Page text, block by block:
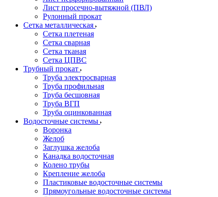
Лист просечно-вытяжной (ПВЛ)
Рулонный прокат
Сетка металлическая
Сетка плетеная
Сетка сварная
Сетка тканая
Сетка ЦПВС
Трубный прокат
Труба электросварная
Труба профильная
Труба бесшовная
Труба ВГП
Труба оцинкованная
Водосточные системы
Воронка
Желоб
Заглушка желоба
Канадка водосточная
Колено трубы
Крепление желоба
Пластиковые водосточные системы
Прямоугольные водосточные системы